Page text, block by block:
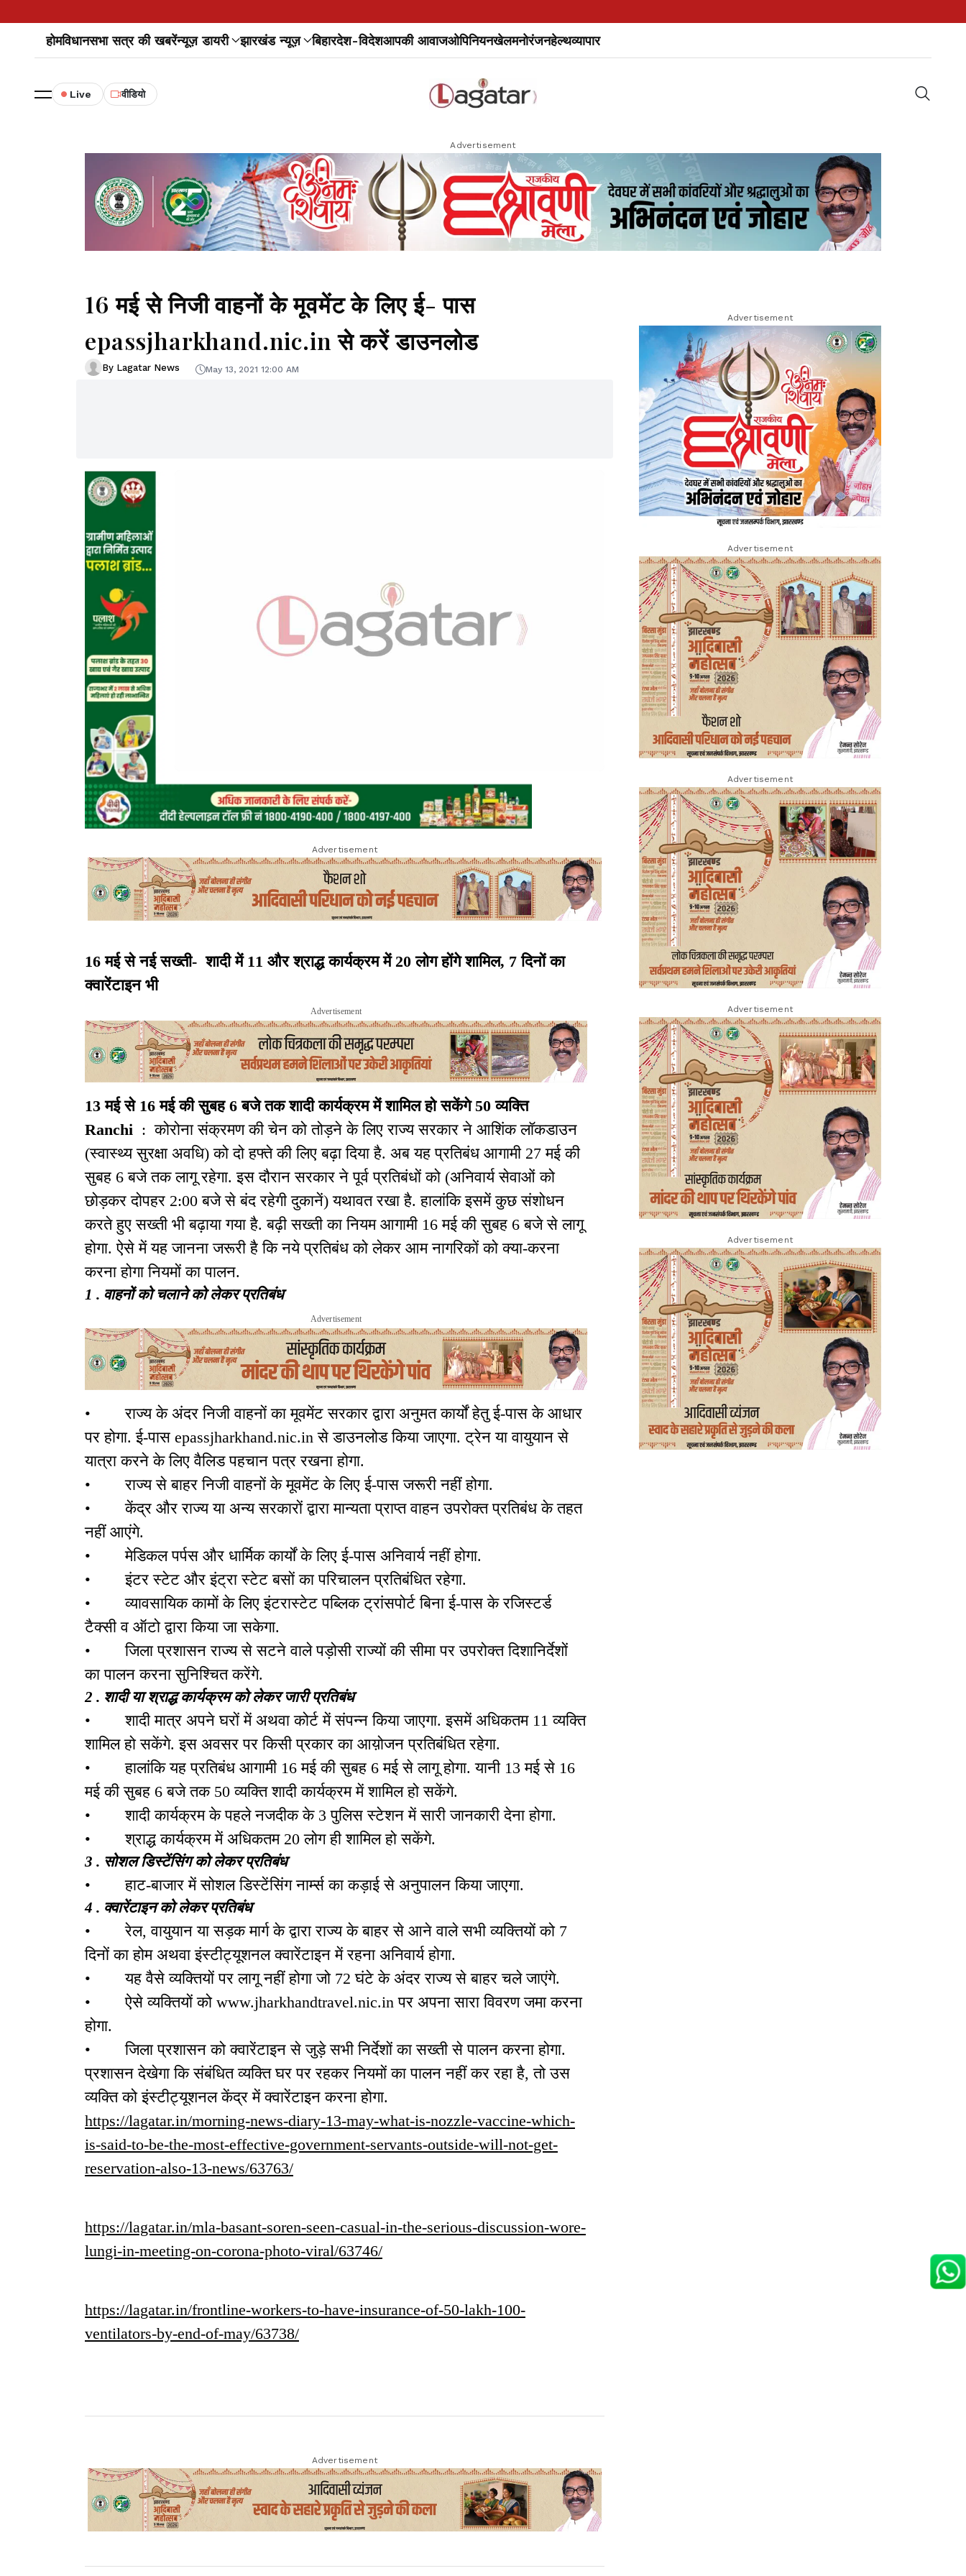
होमविधानसभा सत्र की खबरेंन्यूज़ डायरी झारखंड न्यूज़ बिहारदेश-विदेशआपकी आवाजओपिनियनखेलमनोरंजनहेल्थव्यापार
Live वीडियो
Advertisement
16 मई से निजी वाहनों के मूवमेंट के लिए ई- पास
epassjharkhand.nic.in से करें डाउनलोड
By Lagatar News May 13, 2021 12:00 AM
Advertisement
16 मई से नई सख्ती- शादी में 11 और श्राद्ध कार्यक्रम में 20 लोग होंगे शामिल, 7 दिनों का
क्वारेंटाइन भी
Advertisement
13 मई से 16 मई की सुबह 6 बजे तक शादी कार्यक्रम में शामिल हो सकेंगे 50 व्यक्ति
Ranchi : कोरोना संक्रमण की चेन को तोड़ने के लिए राज्य सरकार ने आशिंक लॉकडाउन
(स्वास्थ्य सुरक्षा अवधि) को दो हफ्ते की लिए बढ़ा दिया है. अब यह प्रतिबंध आगामी 27 मई की
सुबह 6 बजे तक लागू रहेगा. इस दौरान सरकार ने पूर्व प्रतिबंधों को (अनिवार्य सेवाओं को
छोड़कर दोपहर 2:00 बजे से बंद रहेगी दुकानें) यथावत रखा है. हालांकि इसमें कुछ संशोधन
करते हुए सख्ती भी बढ़ाया गया है. बढ़ी सख्ती का नियम आगामी 16 मई की सुबह 6 बजे से लागू
होगा. ऐसे में यह जानना जरूरी है कि नये प्रतिबंध को लेकर आम नागरिकों को क्या-करना
करना होगा नियमों का पालन.
1 . वाहनों को चलाने को लेकर प्रतिबंध
Advertisement
• राज्य के अंदर निजी वाहनों का मूवमेंट सरकार द्वारा अनुमत कार्यों हेतु ई-पास के आधार
पर होगा. ई-पास epassjharkhand.nic.in से डाउनलोड किया जाएगा. ट्रेन या वायुयान से
यात्रा करने के लिए वैलिड पहचान पत्र रखना होगा.
• राज्य से बाहर निजी वाहनों के मूवमेंट के लिए ई-पास जरूरी नहीं होगा.
• केंद्र और राज्य या अन्य सरकारों द्वारा मान्यता प्राप्त वाहन उपरोक्त प्रतिबंध के तहत
नहीं आएंगे.
• मेडिकल पर्पस और धार्मिक कार्यों के लिए ई-पास अनिवार्य नहीं होगा.
• इंटर स्टेट और इंट्रा स्टेट बसों का परिचालन प्रतिबंधित रहेगा.
• व्यावसायिक कामों के लिए इंटरास्टेट पब्लिक ट्रांसपोर्ट बिना ई-पास के रजिस्टर्ड
टैक्सी व ऑटो द्वारा किया जा सकेगा.
• जिला प्रशासन राज्य से सटने वाले पड़ोसी राज्यों की सीमा पर उपरोक्त दिशानिर्देशों
का पालन करना सुनिश्चित करेंगे.
2 . शादी या श्राद्ध कार्यक्रम को लेकर जारी प्रतिबंध
• शादी मात्र अपने घरों में अथवा कोर्ट में संपन्न किया जाएगा. इसमें अधिकतम 11 व्यक्ति
शामिल हो सकेंगे. इस अवसर पर किसी प्रकार का आय़ोजन प्रतिबंधित रहेगा.
• हालांकि यह प्रतिबंध आगामी 16 मई की सुबह 6 मई से लागू होगा. यानी 13 मई से 16
मई की सुबह 6 बजे तक 50 व्यक्ति शादी कार्यक्रम में शामिल हो सकेंगे.
• शादी कार्यक्रम के पहले नजदीक के 3 पुलिस स्टेशन में सारी जानकारी देना होगा.
• श्राद्ध कार्यक्रम में अधिकतम 20 लोग ही शामिल हो सकेंगे.
3 . सोशल डिस्टेंसिंग को लेकर प्रतिबंध
• हाट-बाजार में सोशल डिस्टेंसिंग नार्म्स का कड़ाई से अनुपालन किया जाएगा.
4 . क्वारेंटाइन को लेकर प्रतिबंध
• रेल, वायुयान या सड़क मार्ग के द्वारा राज्य के बाहर से आने वाले सभी व्यक्तियों को 7
दिनों का होम अथवा इंस्टीट्यूशनल क्वारेंटाइन में रहना अनिवार्य होगा.
• यह वैसे व्यक्तियों पर लागू नहीं होगा जो 72 घंटे के अंदर राज्य से बाहर चले जाएंगे.
• ऐसे व्यक्तियों को www.jharkhandtravel.nic.in पर अपना सारा विवरण जमा करना
होगा.
• जिला प्रशासन को क्वारेंटाइन से जुड़े सभी निर्देशों का सख्ती से पालन करना होगा.
प्रशासन देखेगा कि संबंधित व्यक्ति घर पर रहकर नियमों का पालन नहीं कर रहा है, तो उस
व्यक्ति को इंस्टीट्यूशनल केंद्र में क्वारेंटाइन करना होगा.
https://lagatar.in/morning-news-diary-13-may-what-is-nozzle-vaccine-which-
is-said-to-be-the-most-effective-government-servants-outside-will-not-get-
reservation-also-13-news/63763/
https://lagatar.in/mla-basant-soren-seen-casual-in-the-serious-discussion-wore-
lungi-in-meeting-on-corona-photo-viral/63746/
https://lagatar.in/frontline-workers-to-have-insurance-of-50-lakh-100-
ventilators-by-end-of-may/63738/
Advertisement
Advertisement
Advertisement
Advertisement
Advertisement
Advertisement